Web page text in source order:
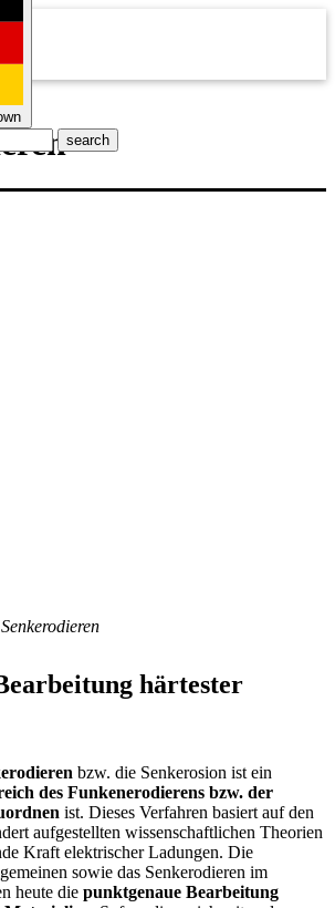
search
Senkerodieren
härtester
bzw. die Senkerosion ist ein
des Funkenerodierens bzw. der
ist. Dieses Verfahren basiert auf den
aufgestellten wissenschaftlichen Theorien
Kraft elektrischer Ladungen. Die
sowie das Senkerodieren im
heute die punktgenaue Bearbeitung